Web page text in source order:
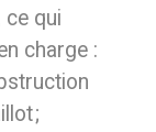
ce qui
charge :
;